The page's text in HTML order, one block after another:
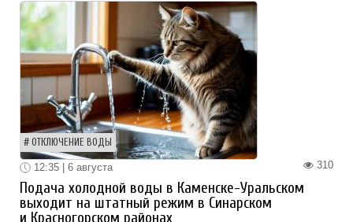
ОТКЛЮЧЕНИЕ ВОДЫ
310
12:35 | 6 августа
Подача холодной воды в Каменске-Уральском
выходит на штатный режим в Синарском
и Красногорском районах